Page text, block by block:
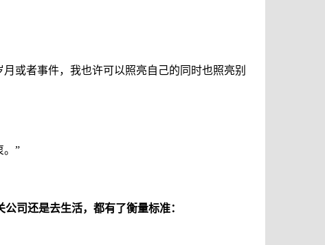
或者事件，我也许可以照亮自己的同时也照亮别
”
司还是去生活，都有了衡量标准：